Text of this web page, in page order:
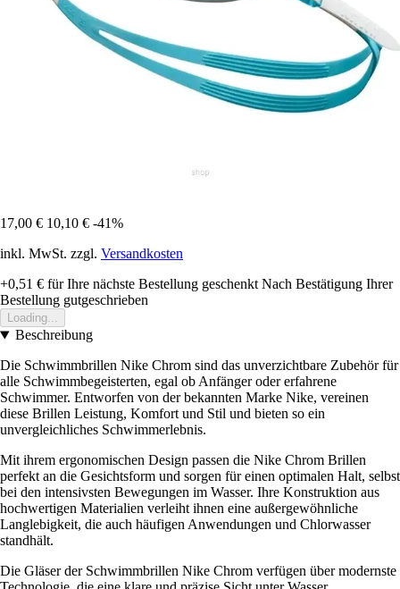
17,00 € 10,10 € -41%
inkl. MwSt. zzgl. Versandkosten
+0,51 € für Ihre nächste Bestellung geschenkt Nach Bestätigung Ihrer
Bestellung gutgeschrieben
Loading...
Beschreibung
Die Schwimmbrillen Nike Chrom sind das unverzichtbare Zubehör für
alle Schwimmbegeisterten, egal ob Anfänger oder erfahrene
Schwimmer. Entworfen von der bekannten Marke Nike, vereinen
diese Brillen Leistung, Komfort und Stil und bieten so ein
unvergleichliches Schwimmerlebnis.
Mit ihrem ergonomischen Design passen die Nike Chrom Brillen
perfekt an die Gesichtsform und sorgen für einen optimalen Halt, selbst
bei den intensivsten Bewegungen im Wasser. Ihre Konstruktion aus
hochwertigen Materialien verleiht ihnen eine außergewöhnliche
Langlebigkeit, die auch häufigen Anwendungen und Chlorwasser
standhält.
Die Gläser der Schwimmbrillen Nike Chrom verfügen über modernste